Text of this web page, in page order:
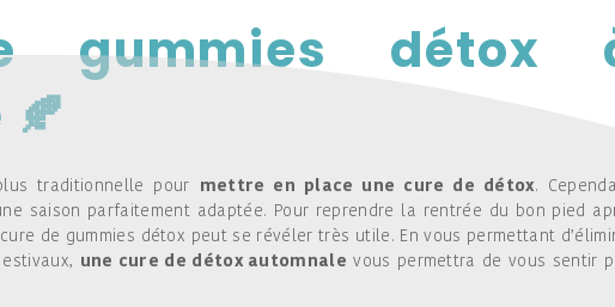
gummies détox
traditionnelle pour mettre en place une cure de détox.
saison parfaitement adaptée. Pour reprendre la rentrée du bon pied
de gummies détox peut se révéler très utile. En vous permettant
une cure de détox automnale vous permettra de vous sentir